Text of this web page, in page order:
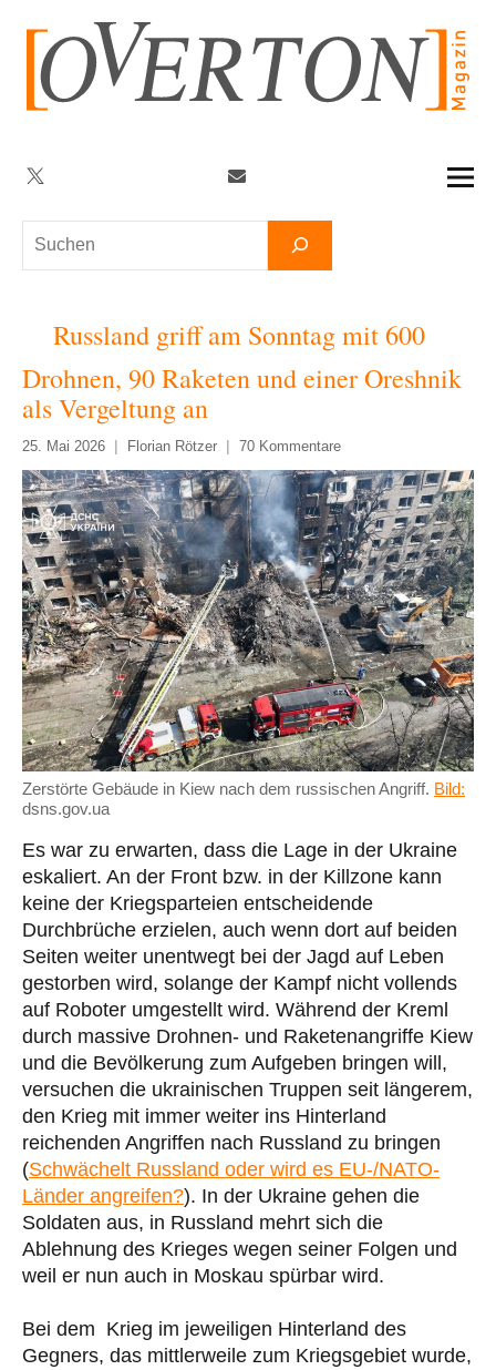
springen
Suchen
Twitter
Russland griff am Sonntag mit 600
Drohnen, 90 Raketen und einer Oreshnik
als Vergeltung an
25. Mai 2026 Florian Rötzer 70 Kommentare
Zerstörte Gebäude in Kiew nach dem russischen Angriff. Bild:
dsns.gov.ua
Es war zu erwarten, dass die Lage in der Ukraine
eskaliert. An der Front bzw. in der Killzone kann
keine der Kriegsparteien entscheidende
Durchbrüche erzielen, auch wenn dort auf beiden
Seiten weiter unentwegt bei der Jagd auf Leben
gestorben wird, solange der Kampf nicht vollends
auf Roboter umgestellt wird. Während der Kreml
durch massive Drohnen- und Raketenangriffe Kiew
und die Bevölkerung zum Aufgeben bringen will,
versuchen die ukrainischen Truppen seit längerem,
den Krieg mit immer weiter ins Hinterland
reichenden Angriffen nach Russland zu bringen
(Schwächelt Russland oder wird es EU-/NATO-
Länder angreifen?). In der Ukraine gehen die
Soldaten aus, in Russland mehrt sich die
Ablehnung des Krieges wegen seiner Folgen und
weil er nun auch in Moskau spürbar wird.
Bei dem Krieg im jeweiligen Hinterland des
Gegners, das mittlerweile zum Kriegsgebiet wurde,